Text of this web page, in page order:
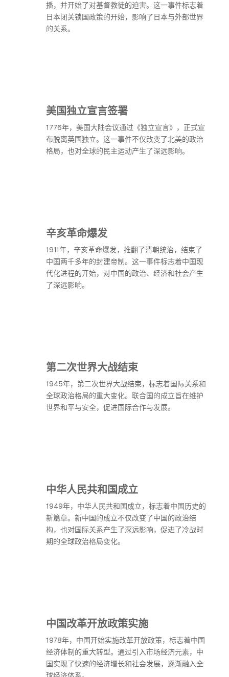
播，并开始了对基督教徒的迫害。这一事件标志着
日本闭关锁国政策的开始，影响了日本与外部世界
的关系。
美国独立宣言签署
1776年，美国大陆会议通过《独立宣言》，正式宣
布脱离英国独立。这一事件不仅改变了北美的政治
格局，也对全球的民主运动产生了深远影响。
辛亥革命爆发
1911年，辛亥革命爆发，推翻了清朝统治，结束了
中国两千多年的封建帝制。这一事件标志着中国现
代化进程的开始，对中国的政治、经济和社会产生
了深远影响。
第二次世界大战结束
1945年，第二次世界大战结束，标志着国际关系和
全球政治格局的重大变化。联合国的成立旨在维护
世界和平与安全，促进国际合作与发展。
中华人民共和国成立
1949年，中华人民共和国成立，标志着中国历史的
新篇章。新中国的成立不仅改变了中国的政治结
构，也对国际关系产生了深远影响，促进了冷战时
期的全球政治格局变化。
中国改革开放政策实施
1978年，中国开始实施改革开放政策，标志着中国
经济体制的重大转型。通过引入市场经济元素，中
国实现了快速的经济增长和社会发展，逐渐融入全